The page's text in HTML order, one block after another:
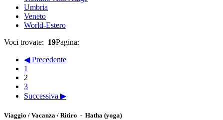
Umbria
Veneto
World-Estero
Voci trovate: 19Pagina:
◀ Precedente
1
2
3
Successiva ▶
Viaggio / Vacanza / Ritiro - Hatha (yoga)